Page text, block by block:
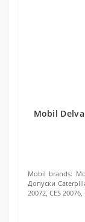
Mobil
Mobil brands:
Допуски
20072, CES 20076,